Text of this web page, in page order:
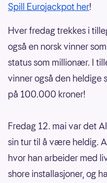
Spill Eurojackpot her!
Hver fredag trekkes i
også en norsk vinner
status som millionær. I
vinner også den heldige
på 100.000 kroner!
Fredag 12. mai var det
sin tur til å være heldig.
hvor han arbeider med
shore installasjoner, og